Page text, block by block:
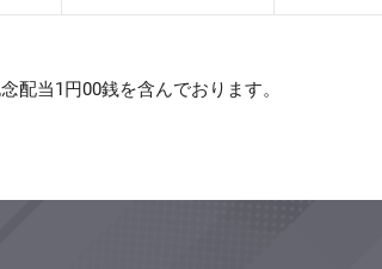
配当1円00銭を含んでおります。